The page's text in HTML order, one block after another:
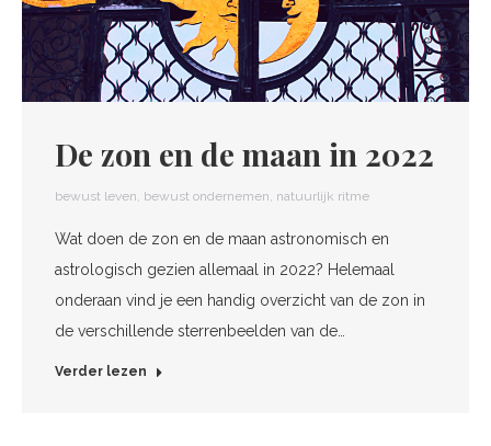
De zon en de maan in 2022
bewust leven, bewust ondernemen, natuurlijk ritme
Wat doen de zon en de maan astronomisch en
astrologisch gezien allemaal in 2022? Helemaal
onderaan vind je een handig overzicht van de zon in
de verschillende sterrenbeelden van de…
Verder lezen